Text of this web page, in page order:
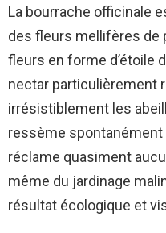
La bourrache officinale
des fleurs mellifères de
fleurs en forme d’étoile
nectar particulièrement
irrésistiblement les
ressème spontanément
réclame quasiment
même du jardinage
résultat écologique et